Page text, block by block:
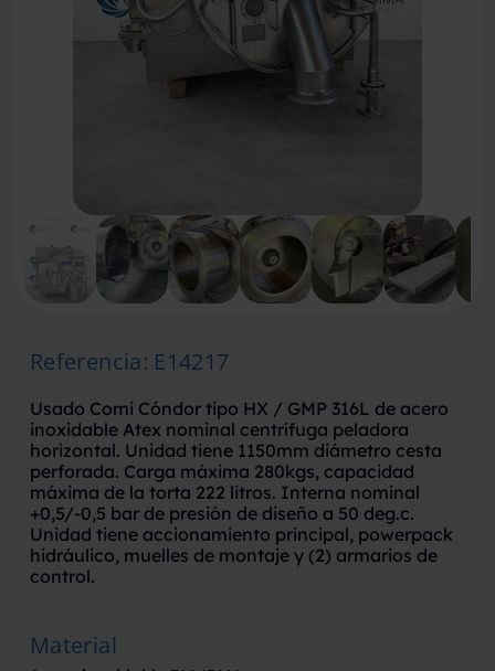
Referencia: E14217
Usado Comi Cóndor tipo HX / GMP 316L de acero
inoxidable Atex nominal centrífuga peladora
horizontal. Unidad tiene 1150mm diámetro cesta
perforada. Carga máxima 280kgs, capacidad
máxima de la torta 222 litros. Interna nominal
+0,5/-0,5 bar de presión de diseño a 50 deg.c.
Unidad tiene accionamiento principal, powerpack
hidráulico, muelles de montaje y (2) armarios de
control.
Material